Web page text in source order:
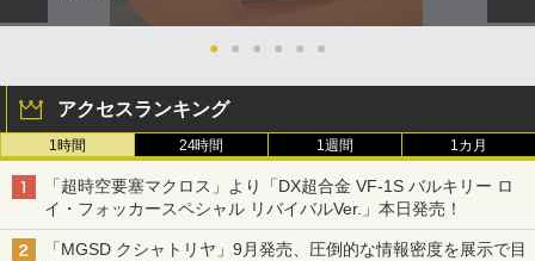
● ● ● ● ● ●
アクセスランキング
1時間 24時間 1週間 1カ月
「超時空要塞マクロス」より「DX超合金 VF-1S バルキリー ロ
イ・フォッカースペシャル リバイバルVer.」本日発売！
「MGSD クシャトリヤ」9月発売、圧倒的な情報密度を展示で目